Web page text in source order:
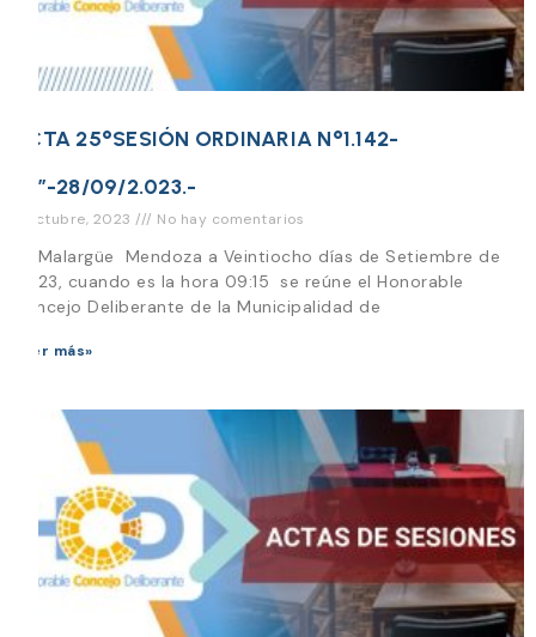
ACTA 25°SESIÓN ORDINARIA N°1.142-
“O”-28/09/2.023.-
6 octubre, 2023 No hay comentarios
En Malargüe Mendoza a Veintiocho días de Setiembre de
2.023, cuando es la hora 09:15 se reúne el Honorable
Concejo Deliberante de la Municipalidad de
Leer más»